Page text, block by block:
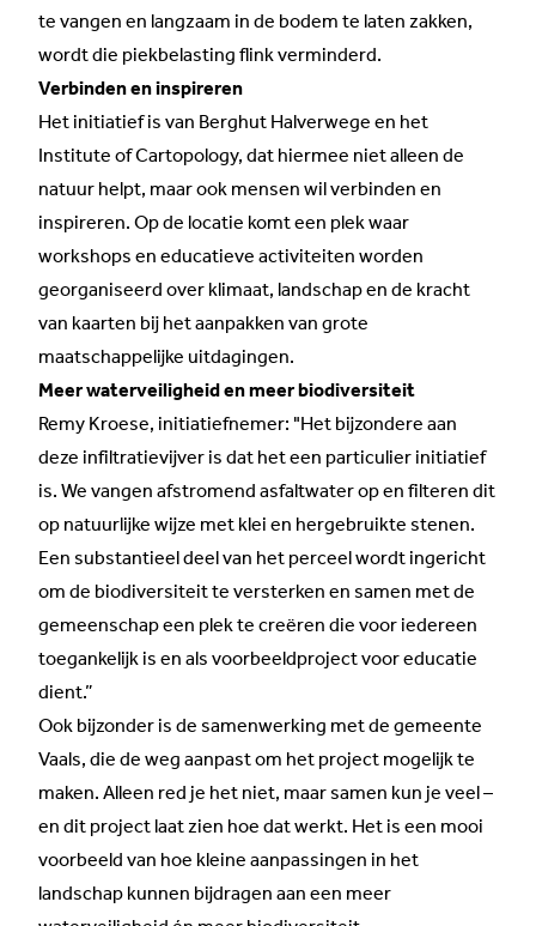
te vangen en langzaam in de bodem te laten zakken,
wordt die piekbelasting flink verminderd.
Verbinden en inspireren
Het initiatief is van Berghut Halverwege en het
Institute of Cartopology, dat hiermee niet alleen de
natuur helpt, maar ook mensen wil verbinden en
inspireren. Op de locatie komt een plek waar
workshops en educatieve activiteiten worden
georganiseerd over klimaat, landschap en de kracht
van kaarten bij het aanpakken van grote
maatschappelijke uitdagingen.
Meer waterveiligheid en meer biodiversiteit
Remy Kroese, initiatiefnemer: "Het bijzondere aan
deze infiltratievijver is dat het een particulier initiatief
is. We vangen afstromend asfaltwater op en filteren dit
op natuurlijke wijze met klei en hergebruikte stenen.
Een substantieel deel van het perceel wordt ingericht
om de biodiversiteit te versterken en samen met de
gemeenschap een plek te creëren die voor iedereen
toegankelijk is en als voorbeeldproject voor educatie
dient.”
Ook bijzonder is de samenwerking met de gemeente
Vaals, die de weg aanpast om het project mogelijk te
maken. Alleen red je het niet, maar samen kun je veel –
en dit project laat zien hoe dat werkt. Het is een mooi
voorbeeld van hoe kleine aanpassingen in het
landschap kunnen bijdragen aan een meer